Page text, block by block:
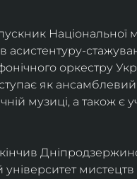
Національної
асистентуру-
оркестру
як
музиці, а також
університет мистецтв